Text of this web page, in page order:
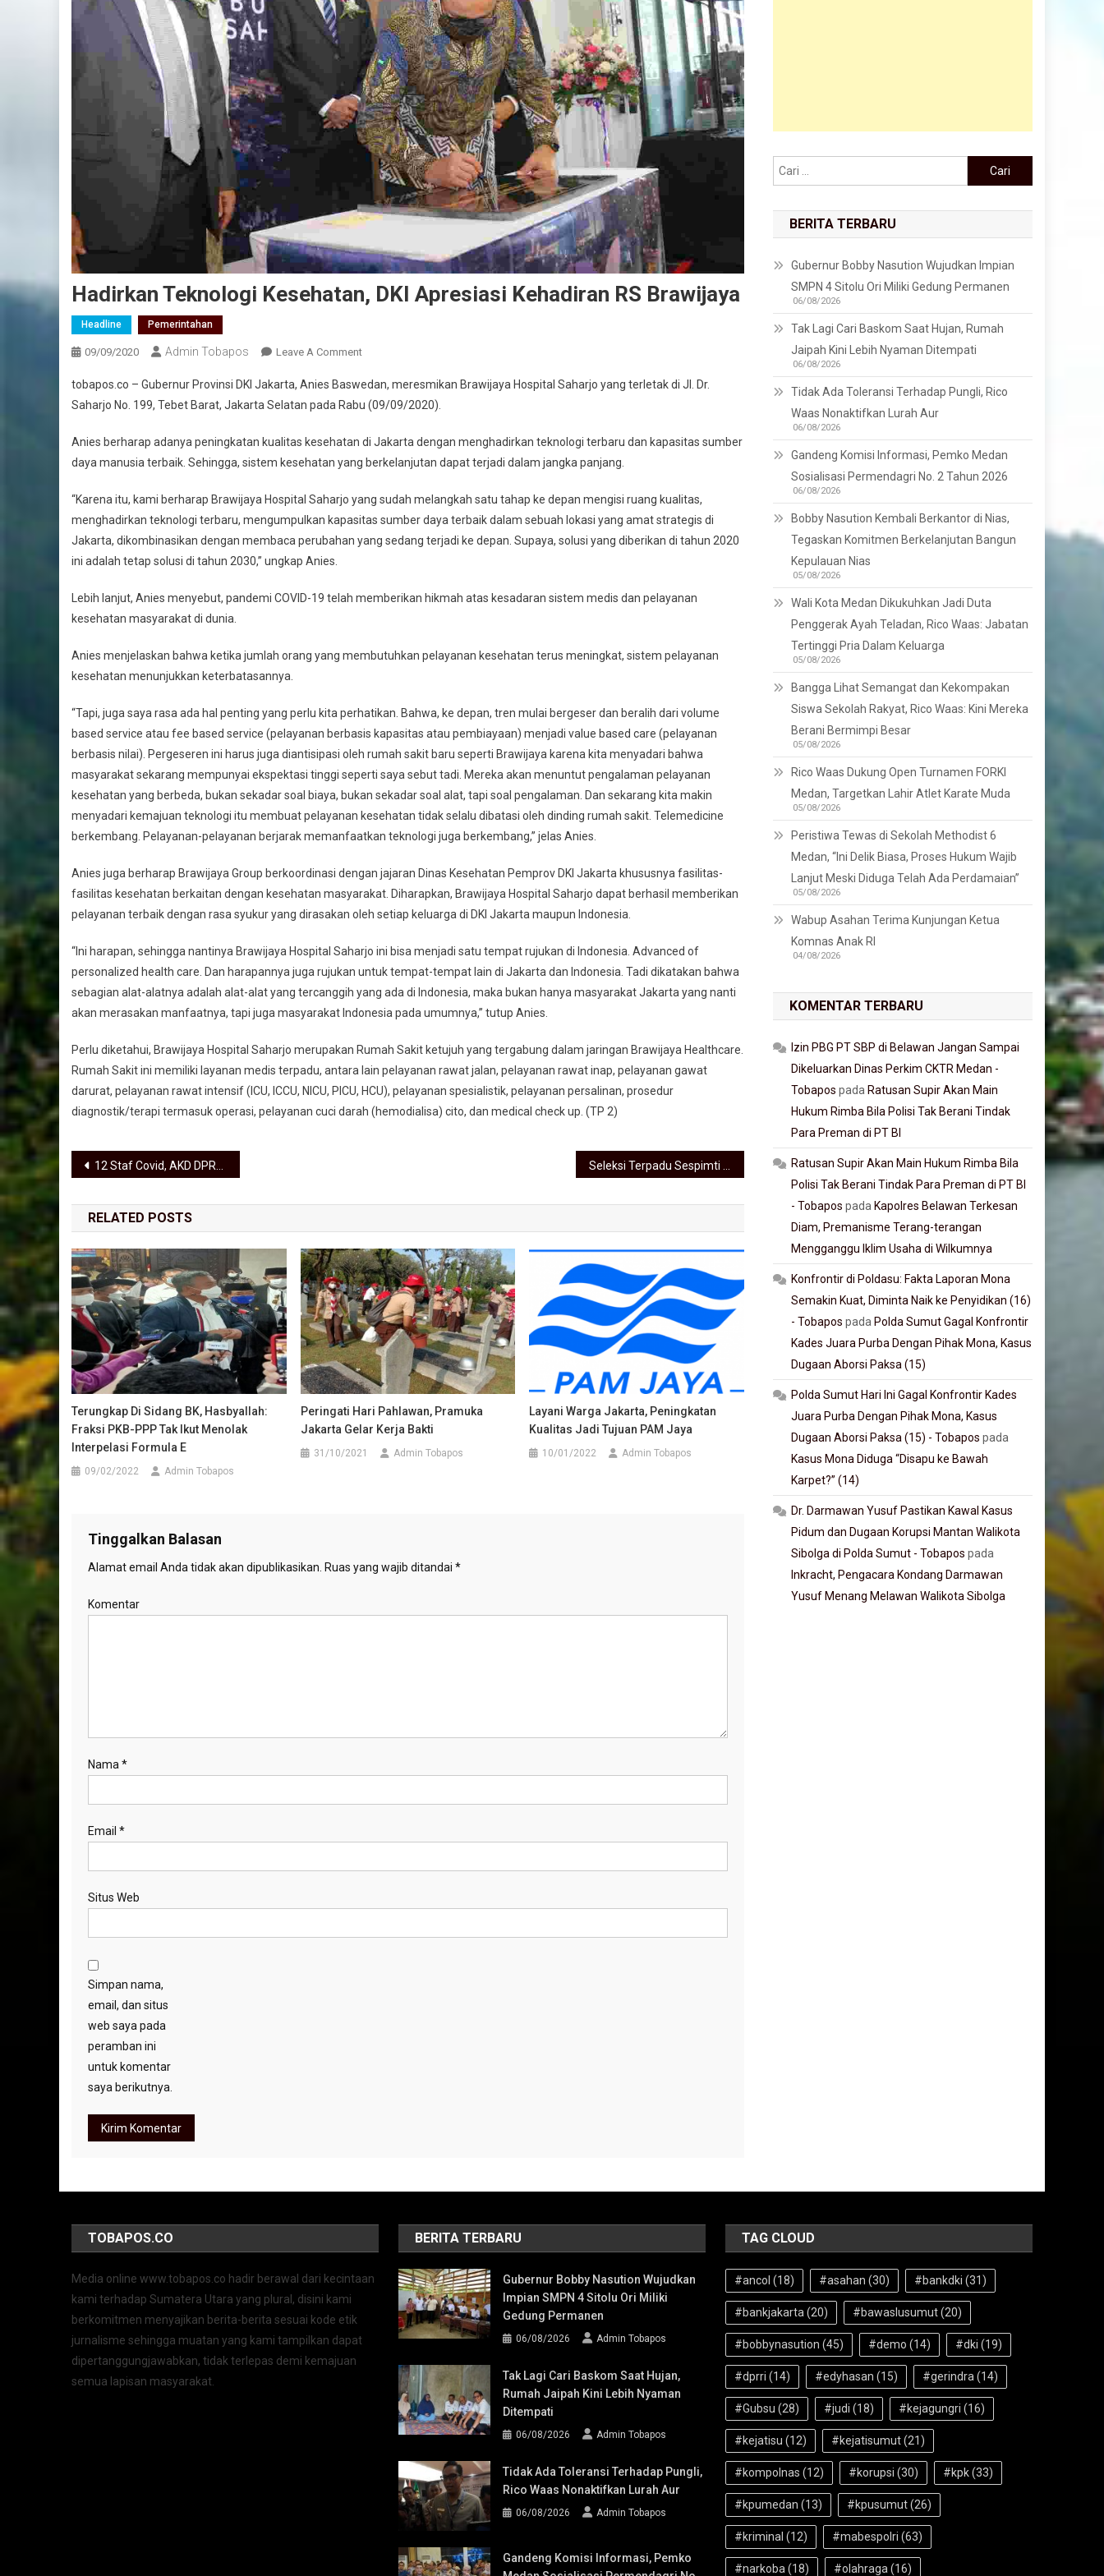
Hadirkan Teknologi Kesehatan, DKI Apresiasi Kehadiran RS Brawijaya
Headline Pemerintahan
09/09/2020 Admin Tobapos Leave A Comment
tobapos.co – Gubernur Provinsi DKI Jakarta, Anies Baswedan, meresmikan Brawijaya Hospital Saharjo yang terletak di Jl. Dr.
Saharjo No. 199, Tebet Barat, Jakarta Selatan pada Rabu (09/09/2020).
Anies berharap adanya peningkatan kualitas kesehatan di Jakarta dengan menghadirkan teknologi terbaru dan kapasitas sumber
daya manusia terbaik. Sehingga, sistem kesehatan yang berkelanjutan dapat terjadi dalam jangka panjang.
“Karena itu, kami berharap Brawijaya Hospital Saharjo yang sudah melangkah satu tahap ke depan mengisi ruang kualitas,
menghadirkan teknologi terbaru, mengumpulkan kapasitas sumber daya terbaik dalam sebuah lokasi yang amat strategis di
Jakarta, dikombinasikan dengan membaca perubahan yang sedang terjadi ke depan. Supaya, solusi yang diberikan di tahun 2020
ini adalah tetap solusi di tahun 2030,” ungkap Anies.
Lebih lanjut, Anies menyebut, pandemi COVID-19 telah memberikan hikmah atas kesadaran sistem medis dan pelayanan
kesehatan masyarakat di dunia.
Anies menjelaskan bahwa ketika jumlah orang yang membutuhkan pelayanan kesehatan terus meningkat, sistem pelayanan
kesehatan menunjukkan keterbatasannya.
“Tapi, juga saya rasa ada hal penting yang perlu kita perhatikan. Bahwa, ke depan, tren mulai bergeser dan beralih dari volume
based service atau fee based service (pelayanan berbasis kapasitas atau pembiayaan) menjadi value based care (pelayanan
berbasis nilai). Pergeseren ini harus juga diantisipasi oleh rumah sakit baru seperti Brawijaya karena kita menyadari bahwa
masyarakat sekarang mempunyai ekspektasi tinggi seperti saya sebut tadi. Mereka akan menuntut pengalaman pelayanan
kesehatan yang berbeda, bukan sekadar soal biaya, bukan sekadar soal alat, tapi soal pengalaman. Dan sekarang kita makin
menyadari kemajuan teknologi itu membuat pelayanan kesehatan tidak selalu dibatasi oleh dinding rumah sakit. Telemedicine
berkembang. Pelayanan-pelayanan berjarak memanfaatkan teknologi juga berkembang,” jelas Anies.
Anies juga berharap Brawijaya Group berkoordinasi dengan jajaran Dinas Kesehatan Pemprov DKI Jakarta khususnya fasilitas-
fasilitas kesehatan berkaitan dengan kesehatan masyarakat. Diharapkan, Brawijaya Hospital Saharjo dapat berhasil memberikan
pelayanan terbaik dengan rasa syukur yang dirasakan oleh setiap keluarga di DKI Jakarta maupun Indonesia.
“Ini harapan, sehingga nantinya Brawijaya Hospital Saharjo ini bisa menjadi satu tempat rujukan di Indonesia. Advanced of
personalized health care. Dan harapannya juga rujukan untuk tempat-tempat lain di Jakarta dan Indonesia. Tadi dikatakan bahwa
sebagian alat-alatnya adalah alat-alat yang tercanggih yang ada di Indonesia, maka bukan hanya masyarakat Jakarta yang nanti
akan merasakan manfaatnya, tapi juga masyarakat Indonesia pada umumnya,” tutup Anies.
Perlu diketahui, Brawijaya Hospital Saharjo merupakan Rumah Sakit ketujuh yang tergabung dalam jaringan Brawijaya Healthcare.
Rumah Sakit ini memiliki layanan medis terpadu, antara lain pelayanan rawat jalan, pelayanan rawat inap, pelayanan gawat
darurat, pelayanan rawat intensif (ICU, ICCU, NICU, PICU, HCU), pelayanan spesialistik, pelayanan persalinan, prosedur
diagnostik/terapi termasuk operasi, pelayanan cuci darah (hemodialisa) cito, dan medical check up. (TP 2)
Navigasi pos
12 Staf Covid, AKD DPRD Medan Masih Lakukan RDP
RELATED POSTS
Terungkap Di Sidang BK, Hasbyallah:
Fraksi PKB-PPP Tak Ikut Menolak
Interpelasi Formula E
09/02/2022 Admin Tobapos
Peringati Hari Pahlawan, Pramuka
Jakarta Gelar Kerja Bakti
31/10/2021 Admin Tobapos
Layani Warga Jakarta, Peningkatan
Kualitas Jadi Tujuan PAM Jaya
10/01/2022 Admin Tobapos
Tinggalkan Balasan
Alamat email Anda tidak akan dipublikasikan. Ruas yang wajib ditandai *
Komentar
Nama*
Email *
Situs Web
Simpan nama,
email, dan situs
web saya pada
peramban ini
untuk komentar
saya berikutnya.
Cari untuk:
BERITA TERBARU
Gubernur Bobby Nasution Wujudkan Impian
SMPN 4 Sitolu Ori Miliki Gedung Permanen
06/08/2026
Tak Lagi Cari Baskom Saat Hujan, Rumah
Jaipah Kini Lebih Nyaman Ditempati
06/08/2026
Tidak Ada Toleransi Terhadap Pungli, Rico
Waas Nonaktifkan Lurah Aur
06/08/2026
Gandeng Komisi Informasi, Pemko Medan
Sosialisasi Permendagri No. 2 Tahun 2026
06/08/2026
Bobby Nasution Kembali Berkantor di Nias,
Tegaskan Komitmen Berkelanjutan Bangun
Kepulauan Nias
05/08/2026
Wali Kota Medan Dikukuhkan Jadi Duta
Penggerak Ayah Teladan, Rico Waas: Jabatan
Tertinggi Pria Dalam Keluarga
05/08/2026
Bangga Lihat Semangat dan Kekompakan
Siswa Sekolah Rakyat, Rico Waas: Kini Mereka
Berani Bermimpi Besar
05/08/2026
Rico Waas Dukung Open Turnamen FORKI
Medan, Targetkan Lahir Atlet Karate Muda
05/08/2026
Peristiwa Tewas di Sekolah Methodist 6
Medan, “Ini Delik Biasa, Proses Hukum Wajib
Lanjut Meski Diduga Telah Ada Perdamaian”
05/08/2026
Wabup Asahan Terima Kunjungan Ketua
Komnas Anak RI
04/08/2026
KOMENTAR TERBARU
Izin PBG PT SBP di Belawan Jangan Sampai
Dikeluarkan Dinas Perkim CKTR Medan -
Tobapos pada Ratusan Supir Akan Main
Hukum Rimba Bila Polisi Tak Berani Tindak
Para Preman di PT BI
Ratusan Supir Akan Main Hukum Rimba Bila
Polisi Tak Berani Tindak Para Preman di PT BI
- Tobapos pada Kapolres Belawan Terkesan
Diam, Premanisme Terang-terangan
Mengganggu Iklim Usaha di Wilkumnya
Konfrontir di Poldasu: Fakta Laporan Mona
Semakin Kuat, Diminta Naik ke Penyidikan (16)
- Tobapos pada Polda Sumut Gagal Konfrontir
Kades Juara Purba Dengan Pihak Mona, Kasus
Dugaan Aborsi Paksa (15)
Polda Sumut Hari Ini Gagal Konfrontir Kades
Juara Purba Dengan Pihak Mona, Kasus
Dugaan Aborsi Paksa (15) - Tobapos pada
Kasus Mona Diduga “Disapu ke Bawah
Karpet?” (14)
Dr. Darmawan Yusuf Pastikan Kawal Kasus
Pidum dan Dugaan Korupsi Mantan Walikota
Sibolga di Polda Sumut - Tobapos pada
Inkracht, Pengacara Kondang Darmawan
Yusuf Menang Melawan Walikota Sibolga
TOBAPOS.CO
Media online www.tobapos.co hadir berawal dari kecintaan
kami terhadap Sumatera Utara yang plural, disini kami
berkomitmen menyajikan berita-berita sesuai kode etik
jurnalisme sehingga muatan yang kami tampilkan dapat
dipertanggungjawabkan, tidak terlepas demi kemajuan
semua lapisan masyarakat.
BERITA TERBARU
Gubernur Bobby Nasution Wujudkan
Impian SMPN 4 Sitolu Ori Miliki
Gedung Permanen
06/08/2026 Admin Tobapos
Tak Lagi Cari Baskom Saat Hujan,
Rumah Jaipah Kini Lebih Nyaman
Ditempati
06/08/2026 Admin Tobapos
Tidak Ada Toleransi Terhadap Pungli,
Rico Waas Nonaktifkan Lurah Aur
06/08/2026 Admin Tobapos
Gandeng Komisi Informasi, Pemko
TAG CLOUD
#ancol (18) #asahan (30) #bankdki (31)
#bankjakarta(20) #bawaslusumut(20)
#bobbynasution (45) #demo (14) #dki (19)
#dprri (14) #edyhasan (15) #gerindra(14)
#Gubsu (28) #judi (18) #kejagungri (16)
#kejatisu (12) #kejatisumut(21)
#kompolnas (12) #korupsi (30) #kpk(33)
#kpumedan (13) #kpusumut(26)
#kriminal (12) #mabespolri (63)
#narkoba(18) #olahraga(16)